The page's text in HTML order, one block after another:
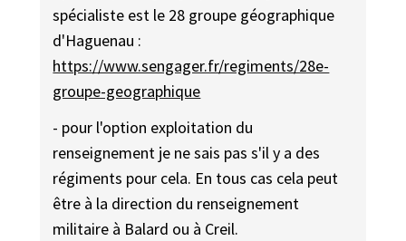
spécialiste est le 28 groupe géographique
d'Haguenau ​:
https://www.sengager.fr/regiments/28e-
groupe-geographique
- pour l'option exploitation du
renseignement je ne sais pas s'il y a des
régiments pour cela. En tous cas cela peut
être à la direction du renseignement
militaire à Balard ou à Creil.